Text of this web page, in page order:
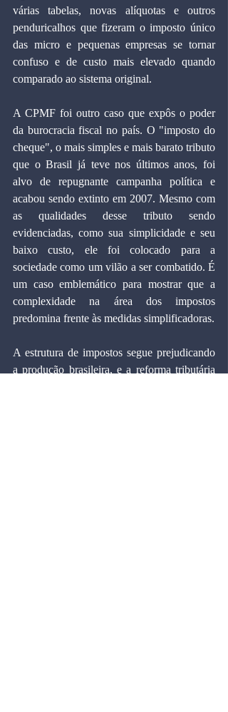
várias tabelas, novas alíquotas e outros
penduricalhos que fizeram o imposto único
das micro e pequenas empresas se tornar
confuso e de custo mais elevado quando
comparado ao sistema original.
A CPMF foi outro caso que expôs o poder
da burocracia fiscal no país. O "imposto do
cheque", o mais simples e mais barato tributo
que o Brasil já teve nos últimos anos, foi
alvo de repugnante campanha política e
acabou sendo extinto em 2007. Mesmo com
as qualidades desse tributo sendo
evidenciadas, como sua simplicidade e seu
baixo custo, ele foi colocado para a
sociedade como um vilão a ser combatido. É
um caso emblemático para mostrar que a
complexidade na área dos impostos
predomina frente às medidas simplificadoras.
A estrutura de impostos segue prejudicando
a produção brasileira, e a reforma tributária